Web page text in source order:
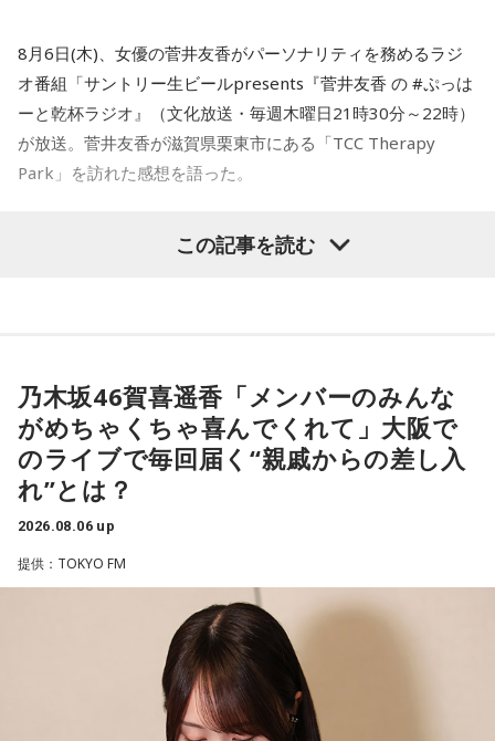
8月6日(木)、女優の菅井友香がパーソナリティを務めるラジ
オ番組「サントリー生ビールpresents『菅井友香 の #ぷっは
ーと乾杯ラジオ』（文化放送・毎週木曜日21時30分～22時）
が放送。菅井友香が滋賀県栗東市にある「TCC Therapy
Park」を訪れた感想を語った。
-「素晴らしい素敵な取り組み」-
TCC Therapy Parkは「馬を救い、人を助ける」をコンセプト
に、競走馬として活躍した後、ケガやさまざまな事情によっ
て引退を余儀なくされた馬たちの新たな居場所を提供する施
設。引退後すぐに次の活躍先が決まらない馬たちの受け皿と
施設で話を聞いた菅井は、「そういう場所があってよかった
な、素晴らしい素敵な取り組みだなと実際に行かせていただ
いて思いました」と感想を述べ、競走生活を終えた馬たちが
新たな役割を得られる環境の大切さを実感したという。
この記事を読む
乃木坂46賀喜遥香「メンバーのみんな
がめちゃくちゃ喜んでくれて」大阪で
のライブで毎回届く“親戚からの差し入
れ”とは？
2026.08.06 up
提供：TOKYO FM